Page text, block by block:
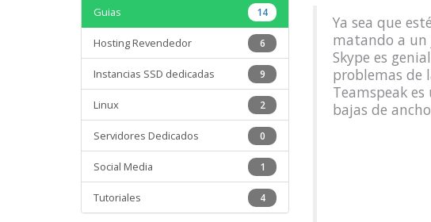
14
Guias
6
Hosting Revendedor
9
Instancias SSD dedicadas
2
Linux
0
Servidores Dedicados
1
Social Media
4
Tutoriales
Ya sea que
matando a un
Skype es
problemas de
Teamspeak
bajas de